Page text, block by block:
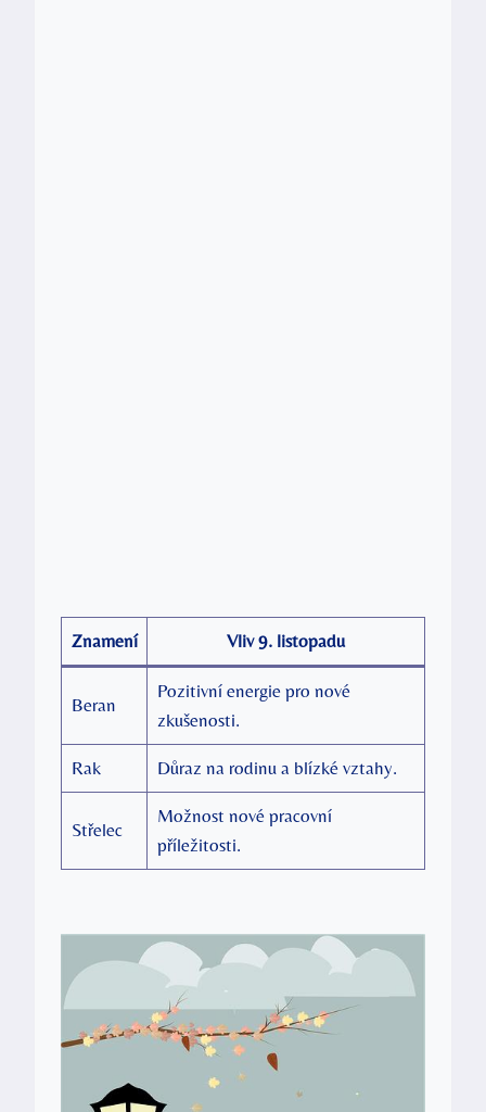
Znamení Vliv 9. listopadu
Beran
Pozitivní energie pro nové
zkušenosti.
Rak Důraz na rodinu a blízké vztahy.
Střelec
Možnost nové pracovní
příležitosti.